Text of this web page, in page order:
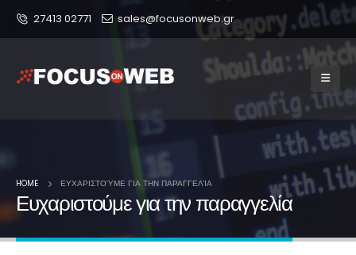
27413 02771 sales@focusonweb.gr
HOME ΕΥΧΑΡΙΣΤΟΎΜΕ ΓΙΑ ΤΗΝ ΠΑΡΑΓΓΕΛΊΑ
Ευχαριστούμε για την παραγγελία